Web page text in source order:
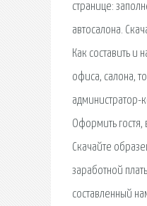
странице:
автосалона.
Как составить
офиса, салона,
администратор-
Оформить гостя,
Скачайте
заработной
составленный